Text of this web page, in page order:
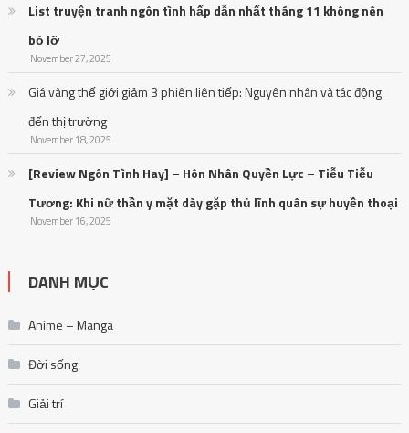
List truyện tranh ngôn tình hấp dẫn nhất tháng 11 không nên
bỏ lỡ
November 27, 2025
Giá vàng thế giới giảm 3 phiên liên tiếp: Nguyên nhân và tác động
đến thị trường
November 18, 2025
[Review Ngôn Tình Hay] – Hôn Nhân Quyền Lực – Tiễu Tiễu
Tương: Khi nữ thần y mặt dày gặp thủ lĩnh quân sự huyền thoại
November 16, 2025
DANH MỤC
Anime – Manga
Đời sống
Giải trí